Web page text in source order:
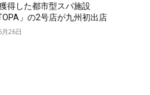
得した都市型スパ施設
」の2号店が九州初出店
26日